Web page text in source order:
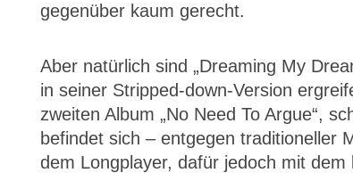
gegenüber kaum gerecht.
Aber natürlich sind „Dreaming My
in seiner Stripped-down-Version
zweiten Album „No Need To Argue“,
befindet sich – entgegen traditioneller
dem Longplayer, dafür jedoch mit dem